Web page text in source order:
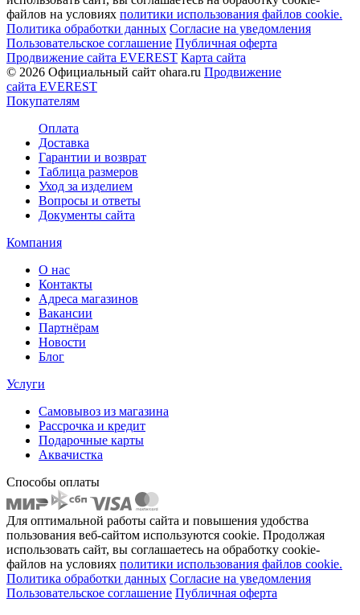
файлов на условиях политики использования файлов cookie.
Политика обработки данных Согласие на уведомления
Пользовательское соглашение Публичная оферта
Продвижение сайта EVEREST Карта сайта
© 2026 Официальный сайт ohara.ru Продвижение
сайта EVEREST
Покупателям
Оплата
Доставка
Гарантии и возврат
Таблица размеров
Уход за изделием
Вопросы и ответы
Документы сайта
Компания
О нас
Контакты
Адреса магазинов
Вакансии
Партнёрам
Новости
Блог
Услуги
Самовывоз из магазина
Рассрочка и кредит
Подарочные карты
Аквачистка
Способы оплаты
Для оптимальной работы сайта и повышения удобства
пользования веб-сайтом используются cookie. Продолжая
использовать сайт, вы соглашаетесь на обработку cookie-
файлов на условиях политики использования файлов cookie.
Политика обработки данных Согласие на уведомления
Пользовательское соглашение Публичная оферта